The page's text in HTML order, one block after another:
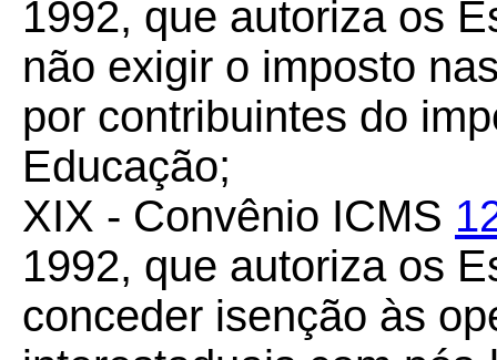
1992, que autoriza os
não exigir o imposto
por contribuintes do
Educação;
XIX - Convênio ICMS
1992, que autoriza os
conceder isenção às